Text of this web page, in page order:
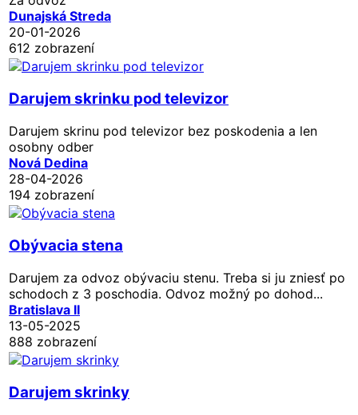
Dunajská Streda
20-01-2026
612 zobrazení
Darujem skrinku pod televizor
Darujem skrinu pod televizor bez poskodenia a len
osobny odber
Nová Dedina
28-04-2026
194 zobrazení
Obývacia stena
Darujem za odvoz obývaciu stenu. Treba si ju zniesť po
schodoch z 3 poschodia. Odvoz možný po dohod...
Bratislava II
13-05-2025
888 zobrazení
Darujem skrinky